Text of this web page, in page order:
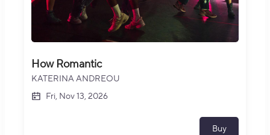
How Romantic
KATERINA ANDREOU
Fri, Nov 13, 2026
Buy